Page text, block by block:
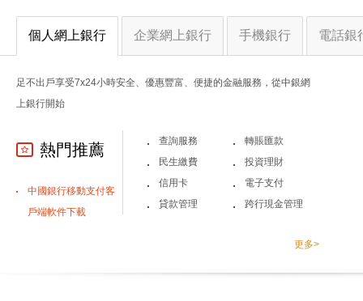
個人網上銀行 企業網上銀行 手機銀行 電話銀
足不出戶享受7x24小時安全、優惠豐富、便捷的金融服務，從中銀網
上銀行開始
熱門推薦
中國銀行移動支付客
戶端軟件下載
查詢服務
轉賬匯款
民生繳費
投資理財
信用卡
電子支付
貸款管理
跨行現金管理
更多>